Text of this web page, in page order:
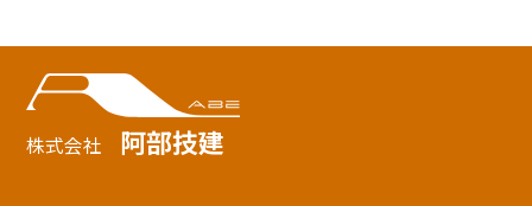
株式会社 阿部技建